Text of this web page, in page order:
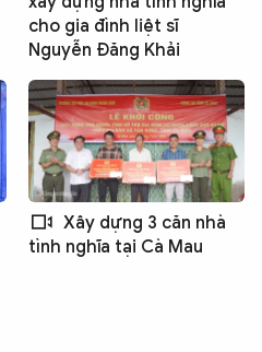
cho gia đình liệt sĩ
Nguyễn Đăng Khải
Xây dựng 3 căn nhà
tình nghĩa tại Cà Mau